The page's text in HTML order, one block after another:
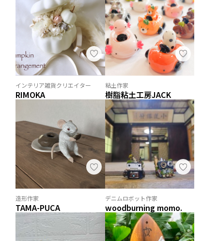
インテリア雑貨クリエイター
RIMOKA
粘土作家
樹脂粘土工房JACK
造形作家
TAMA-PUCA
デニムロボット作家
woodburning momo.